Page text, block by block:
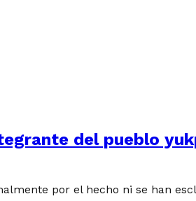
del pueblo
por el hecho ni se han